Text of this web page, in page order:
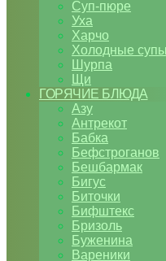
Суп-пюре
Уха
Харчо
Холодные супы
Шурпа
Щи
ГОРЯЧИЕ БЛЮДА
Азу
Антрекот
Бабка
Бефстроганов
Бешбармак
Бигус
Биточки
Бифштекс
Бризоль
Буженина
Вареники